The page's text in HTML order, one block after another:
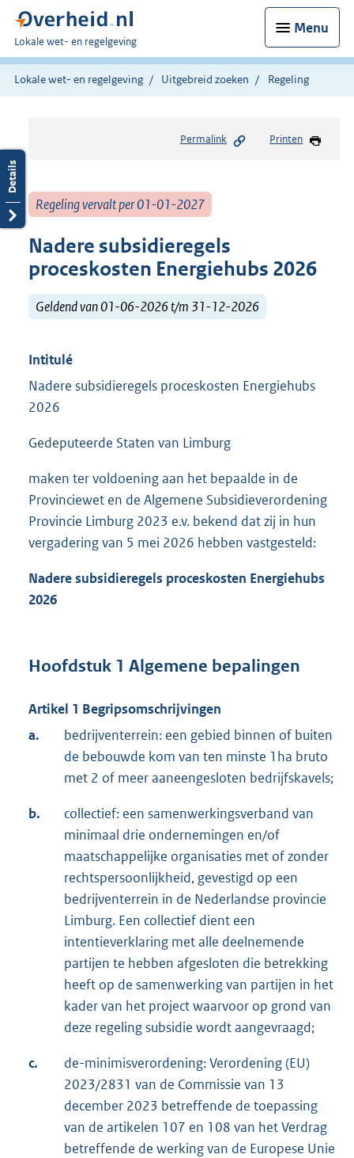
Menu
U
bent
hier:
Lokale wet- en regelgeving
Lokale wet- en regelgeving Uitgebreid zoeken Regeling
Permalink Printen
Regeling vervalt per 01-01-2027
Nadere subsidieregels
proceskosten Energiehubs 2026
Geldend van 01-06-2026 t/m 31-12-2026
Intitulé
Nadere subsidieregels proceskosten Energiehubs
2026
Gedeputeerde Staten van Limburg
maken ter voldoening aan het bepaalde in de
Provinciewet en de Algemene Subsidieverordening
Provincie Limburg 2023 e.v. bekend dat zij in hun
vergadering van 5 mei 2026 hebben vastgesteld:
Nadere subsidieregels proceskosten Energiehubs
2026
Hoofdstuk 1 Algemene bepalingen
Artikel 1 Begripsomschrijvingen
a.
bedrijventerrein: een gebied binnen of buiten
de bebouwde kom van ten minste 1ha bruto
met 2 of meer aaneengesloten bedrijfskavels;
b.
collectief: een samenwerkingsverband van
minimaal drie ondernemingen en/of
maatschappelijke organisaties met of zonder
rechtspersoonlijkheid, gevestigd op een
bedrijventerrein in de Nederlandse provincie
Limburg. Een collectief dient een
intentieverklaring met alle deelnemende
partijen te hebben afgesloten die betrekking
heeft op de samenwerking van partijen in het
kader van het project waarvoor op grond van
deze regeling subsidie wordt aangevraagd;
c.
de-minimisverordening: Verordening (EU)
2023/2831 van de Commissie van 13
december 2023 betreffende de toepassing
van de artikelen 107 en 108 van het Verdrag
betreffende de werking van de Europese Unie